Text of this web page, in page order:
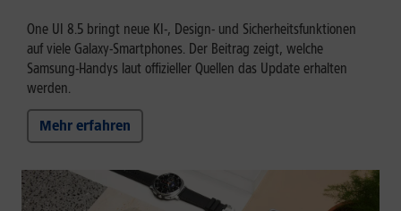
One UI 8.5 bringt neue KI-, Design- und Sicherheitsfunktionen
auf viele Galaxy-Smartphones. Der Beitrag zeigt, welche
Samsung-Handys laut offizieller Quellen das Update erhalten
werden.
Mehr erfahren